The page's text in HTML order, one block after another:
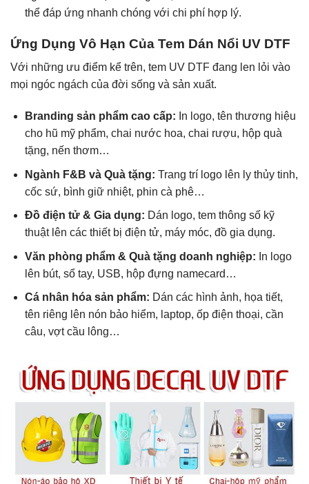
thể đáp ứng nhanh chóng với chi phí hợp lý.
Ứng Dụng Vô Hạn Của Tem Dán Nổi UV DTF
Với những ưu điểm kể trên, tem UV DTF đang len lỏi vào
mọi ngóc ngách của đời sống và sản xuất.
Branding sản phẩm cao cấp: In logo, tên thương hiệu
cho hũ mỹ phẩm, chai nước hoa, chai rượu, hộp quà
tặng, nến thơm…
Ngành F&B và Quà tặng: Trang trí logo lên ly thủy tinh,
cốc sứ, bình giữ nhiệt, phin cà phê…
Đồ điện tử & Gia dụng: Dán logo, tem thông số kỹ
thuật lên các thiết bị điện tử, máy móc, đồ gia dụng.
Văn phòng phẩm & Quà tặng doanh nghiệp: In logo
lên bút, sổ tay, USB, hộp đựng namecard…
Cá nhân hóa sản phẩm: Dán các hình ảnh, họa tiết,
tên riêng lên nón bảo hiểm, laptop, ốp điện thoại, cần
câu, vợt cầu lông…